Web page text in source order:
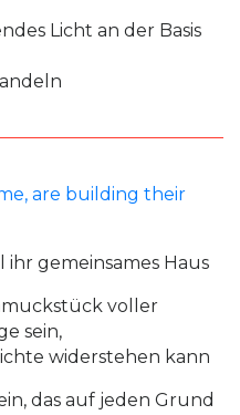
Licht an der Basis
gemeinsames Haus
voller
sein,
widerstehen kann
das auf jeden Grund